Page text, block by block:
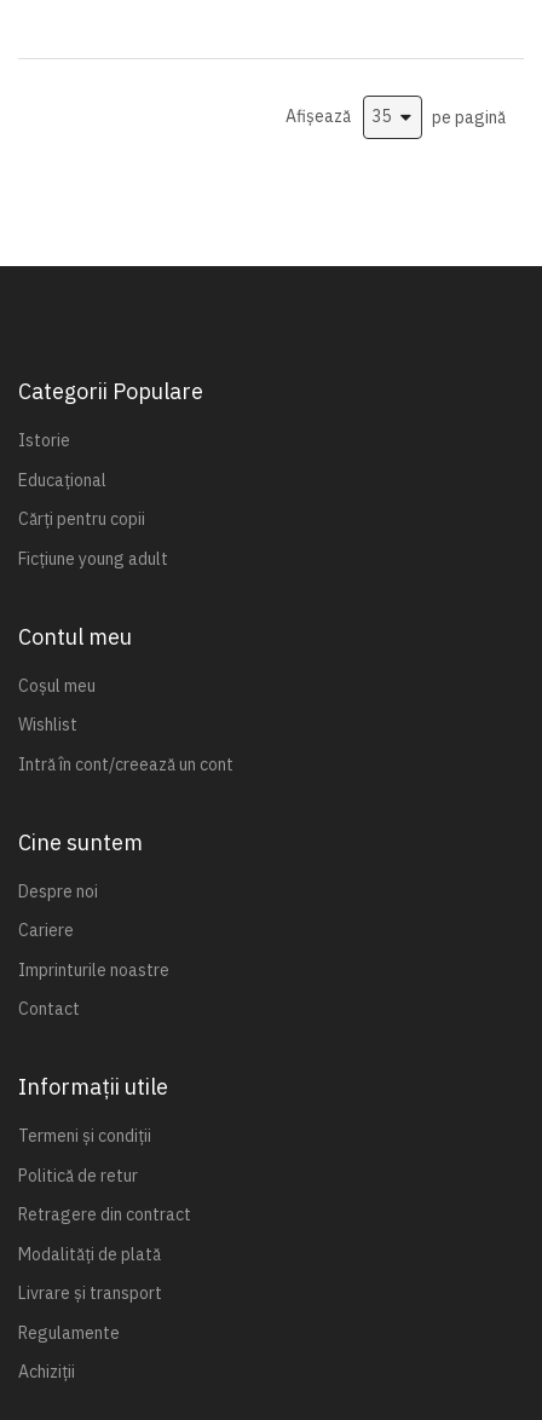
Afișează pe pagină
Categorii Populare
Istorie
Educațional
Cărți pentru copii
Ficțiune young adult
Contul meu
Coșul meu
Wishlist
Intră în cont/creează un cont
Cine suntem
Despre noi
Cariere
Imprinturile noastre
Contact
Informații utile
Termeni și condiții
Politică de retur
Retragere din contract
Modalități de plată
Livrare și transport
Regulamente
Achiziții